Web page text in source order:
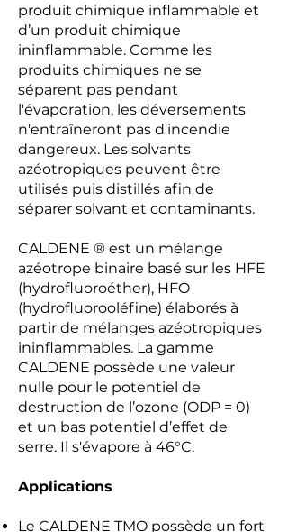
produit chimique inflammable et
d’un produit chimique
ininflammable. Comme les
produits chimiques ne se
séparent pas pendant
l'évaporation, les déversements
n'entraîneront pas d'incendie
dangereux. Les solvants
azéotropiques peuvent être
utilisés puis distillés afin de
séparer solvant et contaminants.
CALDENE ® est un mélange
azéotrope binaire basé sur les HFE
(hydrofluoroéther), HFO
(hydrofluorooléfine) élaborés à
partir de mélanges azéotropiques
ininflammables. La gamme
CALDENE possède une valeur
nulle pour le potentiel de
destruction de l’ozone (ODP = 0)
et un bas potentiel d’effet de
serre. Il s'évapore à 46°C.
Applications
Le CALDENE TMO possède un fort